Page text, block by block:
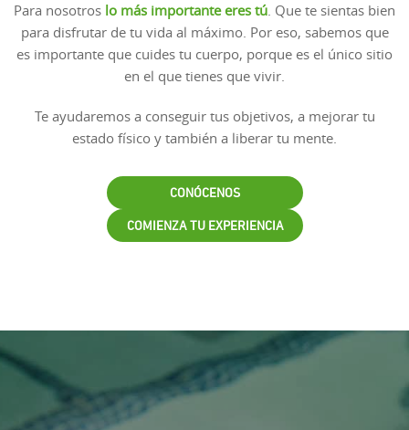
Para nosotros lo más importante eres tú. Que te sientas bien
para disfrutar de tu vida al máximo. Por eso, sabemos que
es importante que cuides tu cuerpo, porque es el único sitio
en el que tienes que vivir.
Te ayudaremos a conseguir tus objetivos, a mejorar tu
estado físico y también a liberar tu mente.
CONÓCENOS
COMIENZA TU EXPERIENCIA